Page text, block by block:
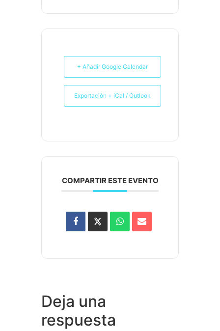
+ Añadir Google Calendar
Exportación + iCal / Outlook
COMPARTIR ESTE EVENTO
Deja una
respuesta